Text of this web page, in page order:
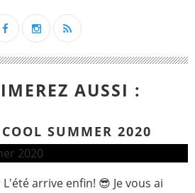
AUSSI :
SUMMER 2020
arrive enfin! 😎 Je vous ai